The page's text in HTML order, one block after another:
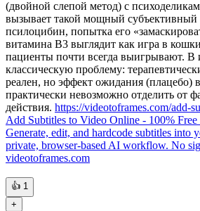
(двойной слепой метод) с
вызывает такой мощный субъективный
псилоцибин, попытка его
витамина B3 выглядит как игра в
пациенты почти всегда выигрывают. В
классическую проблему:
реален, но эффект ожидания (плацебо)
практически невозможно отделить от
действия. https://videotoframes.com/add-
Add Subtitles to Video Online - 100%
Generate, edit, and hardcode subtitles into
private, browser-based AI workflow. No
videotoframes.com
👍 1
+